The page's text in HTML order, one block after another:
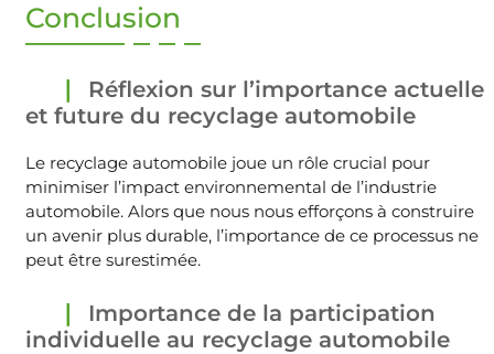
Conclusion
Réflexion sur l’importance actuelle
et future du recyclage automobile
Le recyclage automobile joue un rôle crucial pour
minimiser l’impact environnemental de l’industrie
automobile. Alors que nous nous efforçons à construire
un avenir plus durable, l’importance de ce processus ne
peut être surestimée.
Importance de la participation
individuelle au recyclage automobile